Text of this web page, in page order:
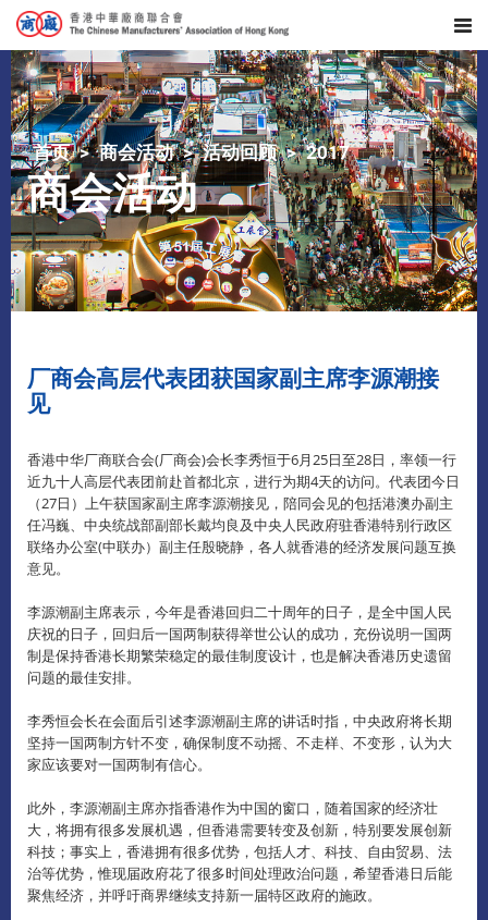
首页 商会活动 活动回顾 2017
商会活动
厂商会高层代表团获国家副主席李源潮接
见
香港中华厂商联合会(厂商会)会长李秀恒于6月25日至28日，率领一行
近九十人高层代表团前赴首都北京，进行为期4天的访问。代表团今日
（27日）上午获国家副主席李源潮接见，陪同会见的包括港澳办副主
任冯巍、中央统战部副部长戴均良及中央人民政府驻香港特别行政区
联络办公室(中联办）副主任殷晓静，各人就香港的经济发展问题互换
意见。
李源潮副主席表示，今年是香港回归二十周年的日子，是全中国人民
庆祝的日子，回归后一国两制获得举世公认的成功，充份说明一国两
制是保持香港长期繁荣稳定的最佳制度设计，也是解决香港历史遗留
问题的最佳安排。
李秀恒会长在会面后引述李源潮副主席的讲话时指，中央政府将长期
坚持一国两制方针不变，确保制度不动摇、不走样、不变形，认为大
家应该要对一国两制有信心。
此外，李源潮副主席亦指香港作为中国的窗口，随着国家的经济壮
大，将拥有很多发展机遇，但香港需要转变及创新，特别要发展创新
科技；事实上，香港拥有很多优势，包括人才、科技、自由贸易、法
治等优势，惟现届政府花了很多时间处理政治问题，希望香港日后能
聚焦经济，并呼吁商界继续支持新一届特区政府的施政。